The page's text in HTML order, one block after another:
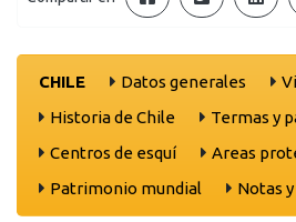
CHILE Datos generales
Historia de Chile
Termas y
Centros de esquí
Areas
Patrimonio mundial
Notas